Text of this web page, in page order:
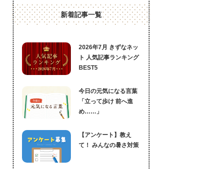
新着記事一覧
2026年7月 きずなネッ
ト 人気記事ランキング
BEST5
今日の元気になる言葉
「立って歩け 前へ進
め……」
【アンケート】教え
て！ みんなの暑さ対策